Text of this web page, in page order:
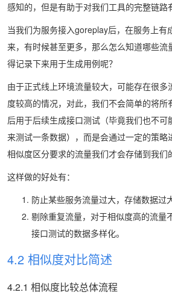
感知的，但是有助于对我们工具的完整链路
当我们为服务接入goreplay后，在服务上有
来，有时候甚至更多，那么怎么知道哪些流
得记录下来用于生成用例呢？
由于正式线上环境流量较大，可能存在很多
度较高的情况，对此，我们不会简单的将
后用于后续生成接口测试（毕竟我们也不可
来测试一条数据），而是会通过一定的策略
相似度区分要求的流量我们才会存储到我们
这样做的好处有：
防止某些服务流量过大，存储数据过大
剔除重复流量，对于相似度高的流量
接口测试的数据多样化。
4.2 相似度对比简述
4.2.1 相似度比较总体流程